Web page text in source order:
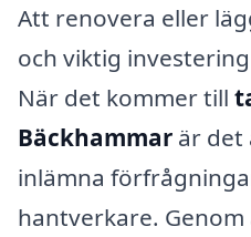
Att renovera eller
och viktig
När det kommer till
Bäckhammar är det
inlämna
hantverkare.